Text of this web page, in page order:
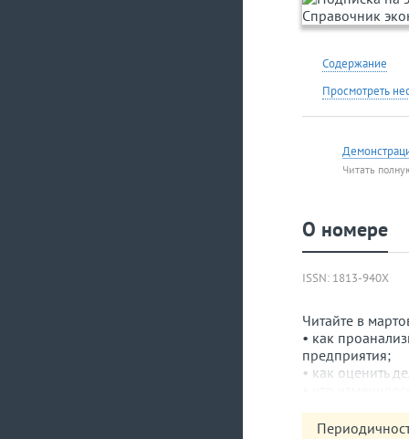
Содержание
Просмотреть
Читать
О номере
ISSN: 1813-940X
Читайте в
• как
предприятия;
• как оценить
• как оценить